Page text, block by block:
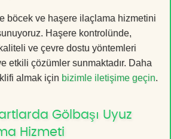
böcek ve haşere ilaçlama hizmetini
Haşere kontrolünde,
ve çevre dostu yöntemleri
etkili çözümler sunmaktadır. Daha
almak için bizimle iletişime geçin.
Gölbaşı Uyuz
Hizmeti